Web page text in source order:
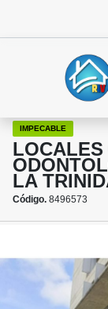
IMPECABLE
LOCALES
LA
Código. 8496573